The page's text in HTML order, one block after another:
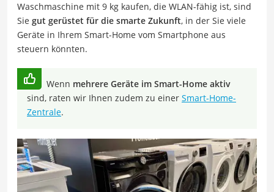
Waschmaschine mit 9 kg kaufen, die WLAN-fähig ist, sind
Sie gut gerüstet für die smarte Zukunft, in der Sie viele
Geräte in Ihrem Smart-Home vom Smartphone aus
steuern könnten.
Wenn mehrere Geräte im Smart-Home aktiv
sind, raten wir Ihnen zudem zu einer Smart-Home-
Zentrale.